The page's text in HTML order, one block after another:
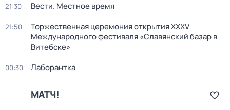
21:30 Вести. Местное время
21:50
Торжественная церемония открытия XXXV
Международного фестиваля «Славянский базар в
Витебске»
00:30 Лаборантка
МАТЧ!